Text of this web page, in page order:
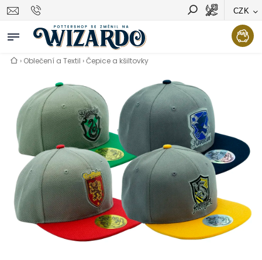
CZK
Vyhledávání Hledat
› Oblečení a Textil ›Čepice a kšiltovky